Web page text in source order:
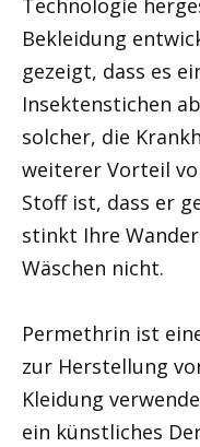
Bekleidung
gezeigt, dass es
Insektenstichen
solcher, die
weiterer Vorteil
Stoff ist, dass er
stinkt Ihre
Wäschen nicht.
Permethrin ist
zur Herstellung
Kleidung
ein künstliches